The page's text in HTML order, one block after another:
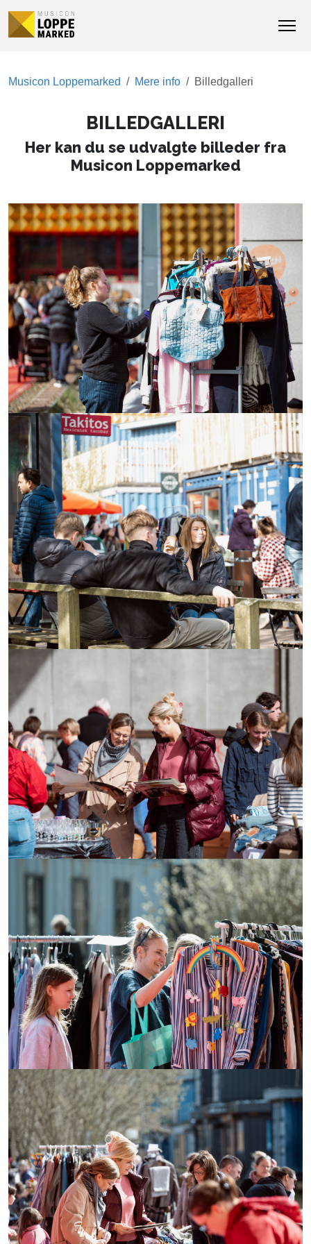
Musicon Loppemarked Mere info Billedgalleri
BILLEDGALLERI
Her kan du se udvalgte billeder fra
Musicon Loppemarked